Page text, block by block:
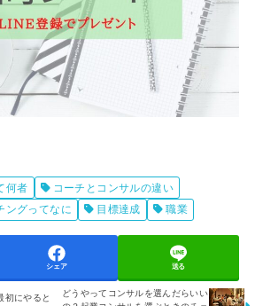
何者
コーチとコンサルの違い
ングってなに 目標達成 職業
シェア 送る
初にやると
どうやってコンサルを選んだらいい